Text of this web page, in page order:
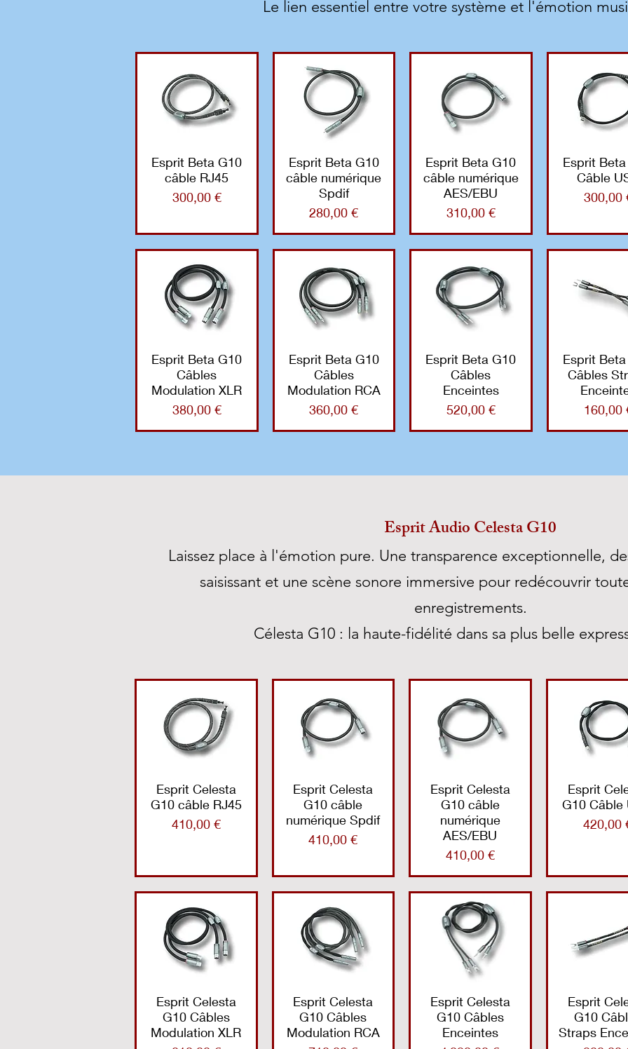
Le lien essentiel entre votre système et l'émotion
Esprit Beta G10
câble RJ45
Prix
300,00 €
Esprit Beta G10
câble numérique
Spdif
Prix
280,00 €
Esprit Beta G10
câble numérique
AES/EBU
Prix
310,00 €
Esprit
Câble
Prix
300,00
Esprit Beta G10
Câbles
Modulation XLR
Prix
380,00 €
Esprit Beta G10
Câbles
Modulation RCA
Prix
360,00 €
Esprit Beta G10
Câbles
Enceintes
Prix
520,00 €
Esprit
Câbles
Prix
160,00
Esprit Audio Celesta G10
Laissez place à l'émotion pure. Une transparence exceptionnelle,
saisissant et une scène sonore immersive pour redécouvrir
enregistrements.
Célesta G10 : la haute-fidélité dans sa plus belle
Esprit Celesta
G10 câble RJ45
Prix
410,00 €
Esprit Celesta
G10 câble
numérique Spdif
Prix
410,00 €
Esprit Celesta
G10 câble
numérique
AES/EBU
Prix
410,00 €
Esprit
G10 Câble
Prix
420,00
Esprit Celesta
G10 Câbles
Modulation XLR
Esprit Celesta
G10 Câbles
Modulation RCA
Esprit Celesta
G10 Câbles
Enceintes
Esprit
G10
Straps